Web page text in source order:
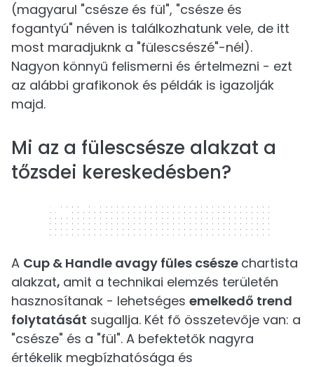
(magyarul "csésze és fül", "csésze és
fogantyú" néven is találkozhatunk vele, de itt
most maradjuknk a "fülescsészé"-nél).
Nagyon könnyű felismerni és értelmezni - ezt
az alábbi grafikonok és példák is igazolják
majd.
Mi az a fülescsésze alakzat a
tőzsdei kereskedésben?
320 x 50
A Cup & Handle avagy füles csésze chartista
alakzat, amit a technikai elemzés területén
hasznosítanak - lehetséges emelkedő trend
folytatását sugallja. Két fő összetevője van: a
"csésze" és a "fül". A befektetők nagyra
értékelik megbízhatósága és